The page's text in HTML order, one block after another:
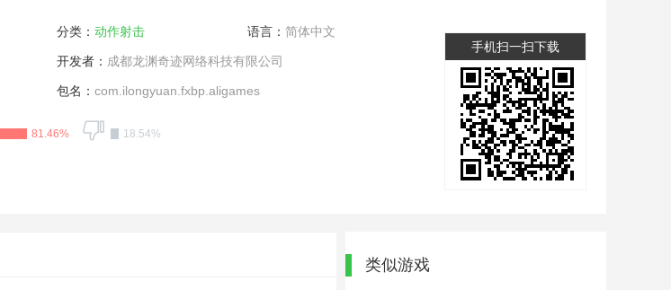
分类： 动作射击 语言： 简体中文
开发者： 成都龙渊奇迹网络科技有限公司
包名： com.ilongyuan.fxbp.aligames
81.46% 18.54%
手机扫一扫下载
类似游戏